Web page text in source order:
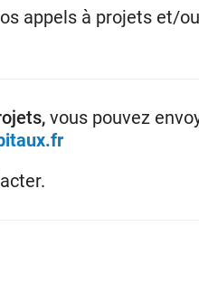
appels à projets et/
vous pouvez